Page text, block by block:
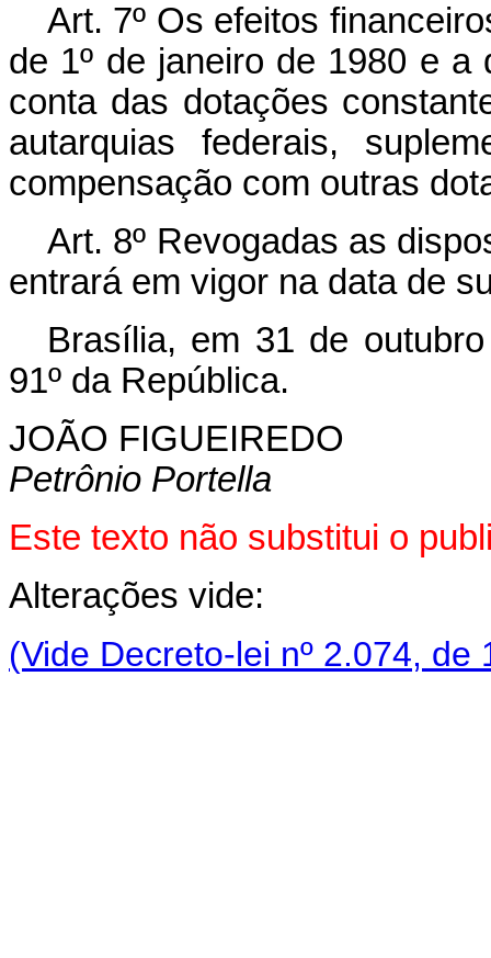
Art. 7º Os efeitos
de 1º de janeiro de 1980 e
conta das dotações
autarquias federais,
compensação com outras
Art. 8º Revogadas as
entrará em vigor na data de
Brasília, em 31 de
91º da República.
JOÃO FIGUEIREDO
Petrônio Portella
Este texto não substitui o
Alterações vide:
(Vide Decreto-lei nº 2.074, de